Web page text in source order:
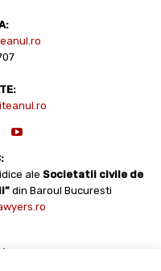
ale Societatii civile de
din Baroul Bucuresti